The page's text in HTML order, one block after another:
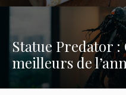
Statue Predator
meilleurs de